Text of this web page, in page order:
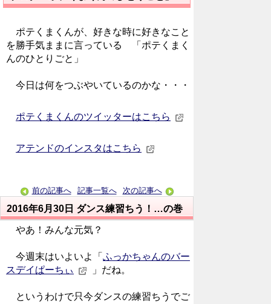
ポテくまくんが、好きな時に好きなこと
を勝手気ままに言っている 「ポテくまく
んのひとりごと」
今日は何をつぶやいているのかな・・・
ポテくまくんのツイッターはこちら
アテンドのインスタはこちら
前の記事へ 記事一覧へ 次の記事へ
2016年6月30日 ダンス練習ちう！…の巻
やあ！みんな元気？
今週末はいよいよ「 ふっかちゃんのバー
スデイぱーちぃ
」だね。
というわけで只今ダンスの練習ちうでご